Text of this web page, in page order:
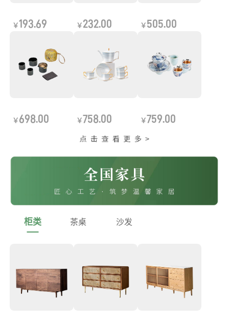
￥193.69 ￥ 232.00 ￥ 505.00
￥ 698.00 ￥758.00 ￥759.00
柜类 茶桌 沙发